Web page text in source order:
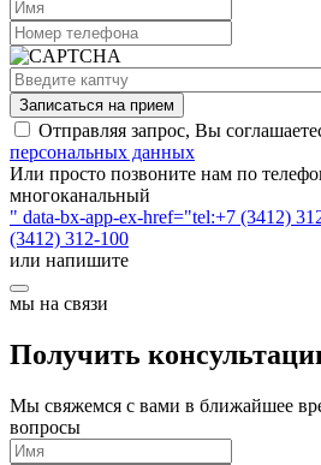
Записаться на прием
Отправляя запрос, Вы
персональных данных
Или просто позвоните нам по
многоканальный
" data-bx-app-ex-href="tel:+7 (3412)
(3412) 312-100
или напишите
мы на связи
Получить
Мы свяжемся с вами в ближайшее
вопросы